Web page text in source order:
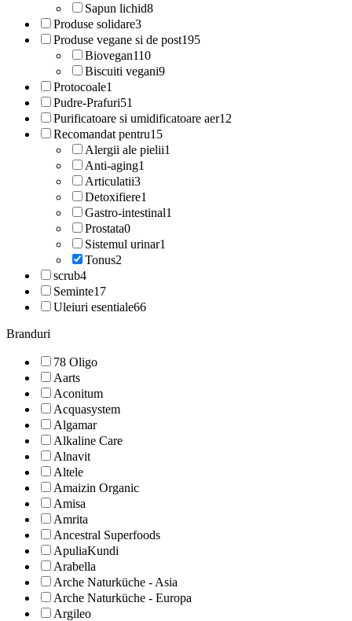
Sapun lichid8
Produse solidare3
Produse vegane si de post195
Biovegan110
Biscuiti vegani9
Protocoale1
Pudre-Prafuri51
Purificatoare si umidificatoare aer12
Recomandat pentru15
Alergii ale pielii1
Anti-aging1
Articulatii3
Detoxifiere1
Gastro-intestinal1
Prostata0
Sistemul urinar1
Tonus2
scrub4
Seminte17
Uleiuri esentiale66
Branduri
78 Oligo
Aarts
Aconitum
Acquasystem
Algamar
Alkaline Care
Alnavit
Altele
Amaizin Organic
Amisa
Amrita
Ancestral Superfoods
ApuliaKundi
Arabella
Arche Naturküche - Asia
Arche Naturküche - Europa
Argileo